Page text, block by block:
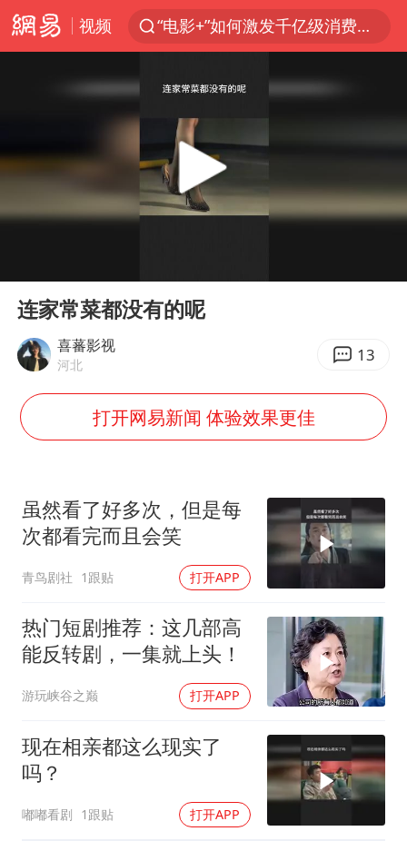
视频
“电影+”如何激发千亿级消费新活力？
刘国正说向鹏打得很窝囊
四川宜宾市高县4.9级地震致1人死亡
我国外贸延续良好增长态势
广东雷州通报特教老师招聘违规事件
国防部：坚决反制任何闹海挑衅图谋
两名乘客在飞机上因调节座椅起冲突
女儿为争财产堵门阻挠父亲出殡
今日立秋你咬秋了吗
夯实基础开新局
Play
连家常菜都没有的呢
喜蕃影视
河北 13
打开网易新闻 体验效果更佳
虽然看了好多次，但是每
次都看完而且会笑
青鸟剧社 1跟贴 打开APP
热门短剧推荐：这几部高
能反转剧，一集就上头！
游玩峡谷之巅 打开APP
现在相亲都这么现实了
吗？
嘟嘟看剧 1跟贴 打开APP